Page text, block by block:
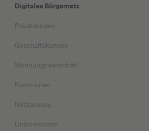
Digitales Bürgernetz
Privatkunden
Geschäftskunden
Wohnungswirtschaft
Kommunen
Netzausbau
Unternehmen